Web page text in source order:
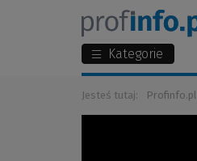
Kategorie
Jesteś tutaj: Profinfo.pl